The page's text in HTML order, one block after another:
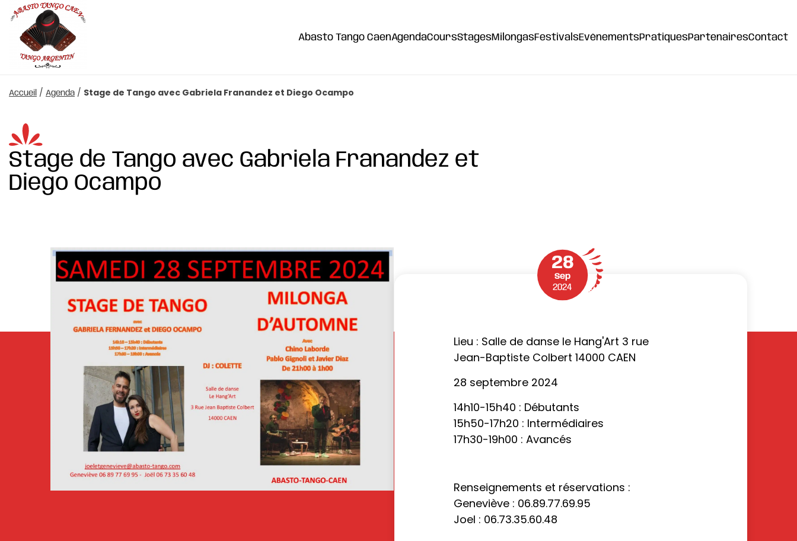
Abasto Tango CaenAgendaCoursStagesMilongasFestivalsEvènementsPratiquesPartenairesContact
Accueil / Agenda / Stage de Tango avec Gabriela Franandez et Diego Ocampo
Stage de Tango avec Gabriela Franandez et
Diego Ocampo
28
Sep
2024
Lieu : Salle de danse le Hang'Art 3 rue
Jean-Baptiste Colbert 14000 CAEN
28 septembre 2024
14h10-15h40 : Débutants
15h50-17h20 : Intermédiaires
17h30-19h00 : Avancés
Renseignements et réservations :
Geneviève : 06.89.77.69.95
Joel : 06.73.35.60.48